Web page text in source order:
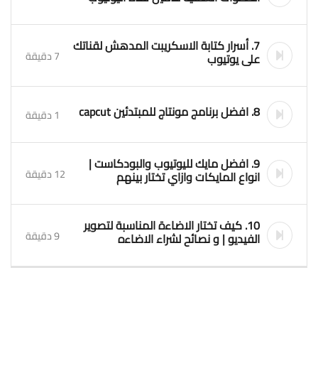
7. أسرار كتابة الاسكريبت المدهش لقناتك
على يوتيوب 7 دقيقة
8. افضل برنامج مونتاج للمبتدئين capcut 1 دقيقة
9. افضل مايك لليوتيوب والبودكاست |
انواع المايكات وازاي تختار بينهم 12 دقيقة
10. كيف تختار الاضاءة المناسبة لتصوير
الفيديو | و نصائح لشراء الاضاءه 9 دقيقة